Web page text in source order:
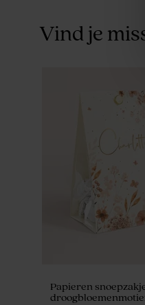
Traktatieset groen
Vind je
Papieren